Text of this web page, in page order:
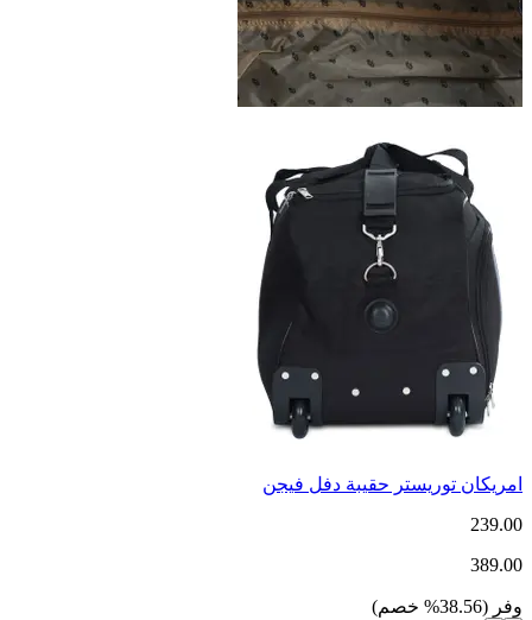
امريكان توريستر حقيبة دفل فيجن
239.00
389.00
وفر (
38.56
% خصم)